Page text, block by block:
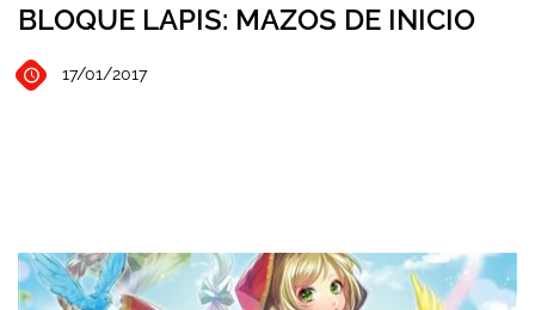
BLOQUE LAPIS: MAZOS DE INICIO
17/01/2017